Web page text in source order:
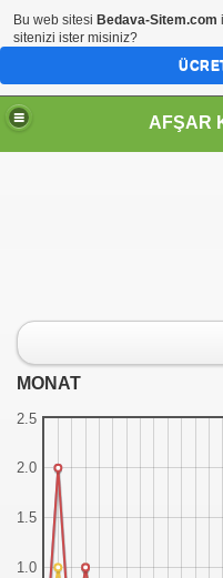
MONAT
1.0
1.5
2.0
2.5
Bu web sitesi Bedava-Sitem.com
sitenizi ister misiniz?